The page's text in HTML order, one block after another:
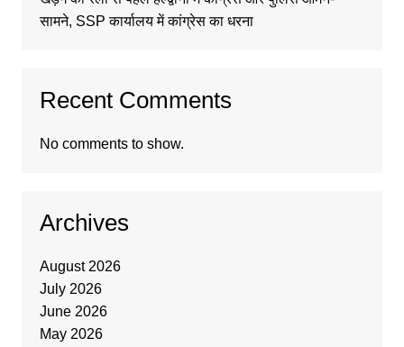
सामने, SSP कार्यालय में कांग्रेस का धरना
Recent Comments
No comments to show.
Archives
August 2026
July 2026
June 2026
May 2026